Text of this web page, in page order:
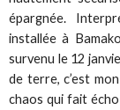
épargnée.
installée à
survenu le 12
de terre, c’est
chaos qui fait